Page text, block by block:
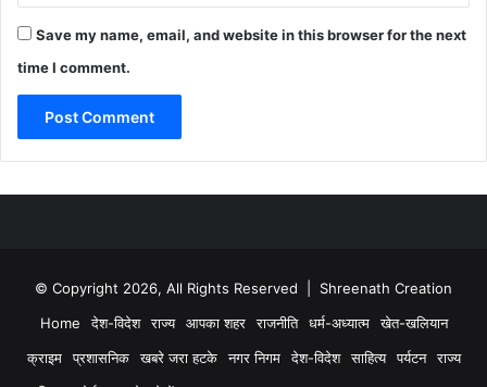
Save my name, email, and website in this browser for the next
time I comment.
© Copyright 2026, All Rights Reserved | Shreenath Creation
Home
देश-विदेश राज्य आपका शहर राजनीति धर्म-अध्यात्म
खेत-खलियान
क्राइम
प्रशासनिक खबरे जरा हटके नगर निगम देश-विदेश साहित्य पर्यटन
राज्य